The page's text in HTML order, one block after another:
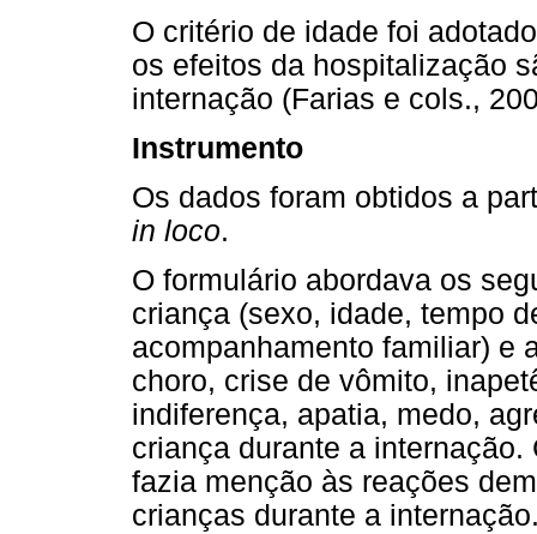
O critério de idade foi
os efeitos da hospitalização
internação (Farias e cols.,
Instrumento
Os dados foram obtidos a
in loco.
O formulário abordava os
criança (sexo, idade, tempo
acompanhamento familiar) e
choro, crise de vômito,
indiferença, apatia, medo,
criança durante a
fazia menção às reações
crianças durante a